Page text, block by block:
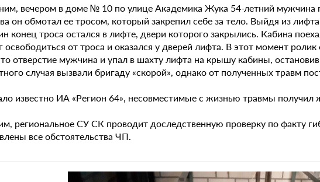
вечером в доме № 10 по улице Академика Жука 54-летний
он обмотал ее тросом, который закрепил себе за тело. Выйдя из
конец троса остался в лифте, двери которого закрылись. Кабина
освободиться от троса и оказался у дверей лифта. В этот момент
отверстие мужчина и упал в шахту лифта на крышу кабины,
случая вызвали бригаду «скорой», однако от полученных травм
известно ИА «Регион 64», несовместимые с жизнью травмы получил
региональное СУ СК проводит доследственную проверку по факту
все обстоятельства ЧП.